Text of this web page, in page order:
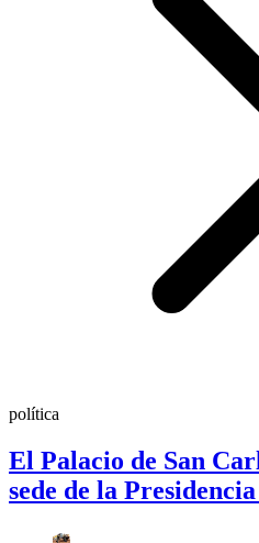
política
El Palacio de San
sede de la